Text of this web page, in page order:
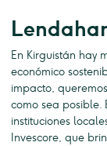
En Kirguistán hay
económico
impacto,
como sea posible.
instituciones
Invescore, que